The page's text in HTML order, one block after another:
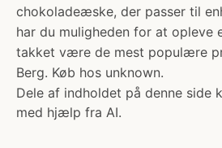
chokoladeæske, der passer til
har du muligheden for at opleve
takket være de mest populære
Berg. Køb hos unknown.
Dele af indholdet på denne side
med hjælp fra AI.